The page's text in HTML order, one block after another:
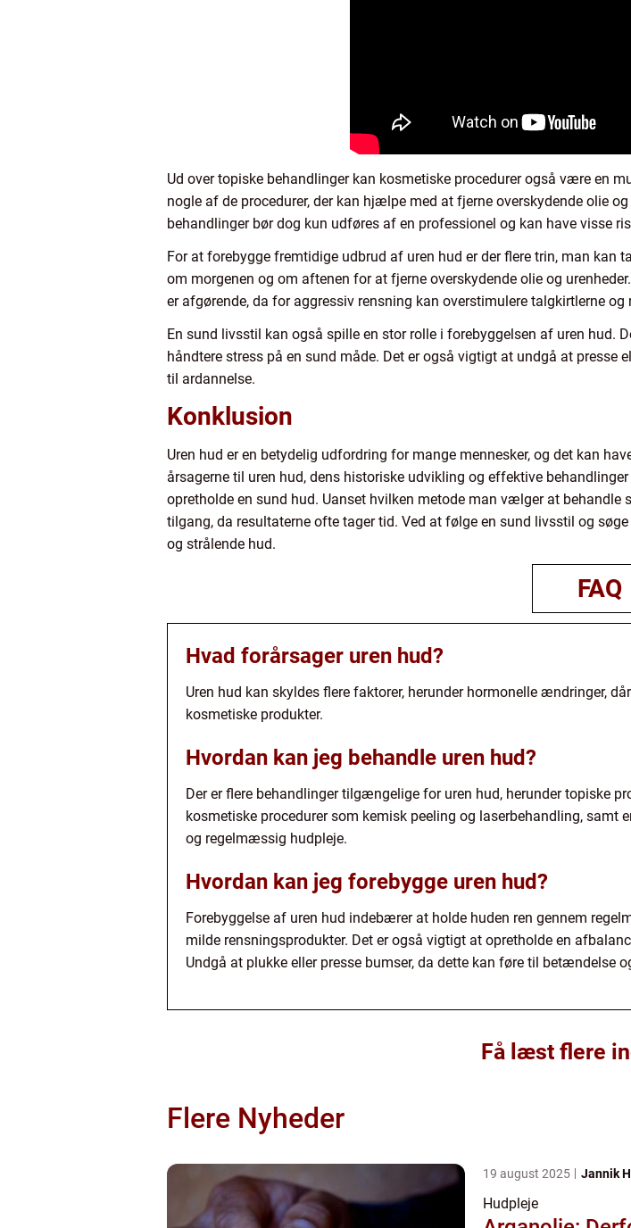
Ud over topiske behandlinger kan kosmetiske procedurer også være en
nogle af de procedurer, der kan hjælpe med at fjerne overskydende olie
behandlinger bør dog kun udføres af en professionel og kan have visse
For at forebygge fremtidige udbrud af uren hud er der flere trin, man kan
om morgenen og om aftenen for at fjerne overskydende olie og
er afgørende, da for aggressiv rensning kan overstimulere talgkirtlerne og
En sund livsstil kan også spille en stor rolle i forebyggelsen af uren hud.
håndtere stress på en sund måde. Det er også vigtigt at undgå at
til ardannelse.
Konklusion
Uren hud er en betydelig udfordring for mange mennesker, og det kan
årsagerne til uren hud, dens historiske udvikling og effektive
opretholde en sund hud. Uanset hvilken metode man vælger at
tilgang, da resultaterne ofte tager tid. Ved at følge en sund livsstil og
og strålende hud.
FAQ
Hvad forårsager uren hud?
Uren hud kan skyldes flere faktorer, herunder hormonelle ændringer,
kosmetiske produkter.
Hvordan kan jeg behandle uren hud?
Der er flere behandlinger tilgængelige for uren hud, herunder topiske
kosmetiske procedurer som kemisk peeling og laserbehandling, samt
og regelmæssig hudpleje.
Hvordan kan jeg forebygge uren hud?
Forebyggelse af uren hud indebærer at holde huden ren gennem
milde rensningsprodukter. Det er også vigtigt at opretholde en
Undgå at plukke eller presse bumser, da dette kan føre til betændelse
Få læst flere
Flere Nyheder
19 august 2025 Jannik
Hudpleje